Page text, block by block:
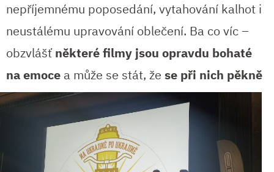
nepříjemnému poposedání, vytahování kalhot i
neustálému upravování oblečení. Ba co víc –
obzvlášťněkteré filmy jsou opravdu bohaté
na emoce a může se stát, že se při nich pěkně